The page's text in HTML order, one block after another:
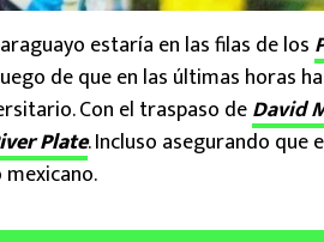
estaría en las filas de los
de que en las últimas horas
Con el traspaso deDavid
Plate. Incluso asegurando que